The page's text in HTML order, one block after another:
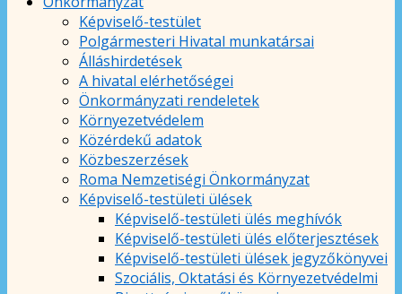
Képviselő-testület
Polgármesteri Hivatal munkatársai
Álláshirdetések
A hivatal elérhetőségei
Önkormányzati rendeletek
Környezetvédelem
Közérdekű adatok
Közbeszerzések
Roma Nemzetiségi Önkormányzat
Képviselő-testületi ülések
Képviselő-testületi ülés meghívók
Képviselő-testületi ülés előterjesztések
Képviselő-testületi ülések jegyzőkönyvei
Szociális, Oktatási és Környezetvédelmi